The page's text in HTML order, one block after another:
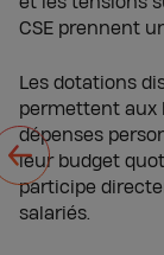
CSE prennent
Les dotations
permettent aux
dépenses
leur budget
participe
salariés.